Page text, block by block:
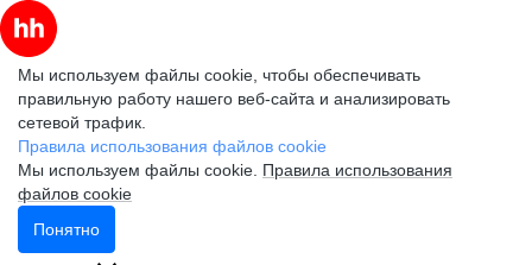
Мы используем файлы cookie, чтобы обеспечивать
правильную работу нашего веб-сайта и анализировать
сетевой трафик.
Правила использования файлов cookie
Мы используем файлы cookie. Правила использования
файлов cookie
Понятно